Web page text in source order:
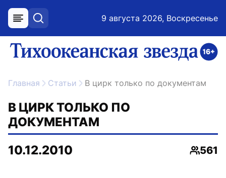
меню поиск 9 августа 2026, Воскресенье
ссылка на главную
Главная Статьи В цирк только по документам
В ЦИРК ТОЛЬКО ПО
ДОКУМЕНТАМ
10.12.2010
561